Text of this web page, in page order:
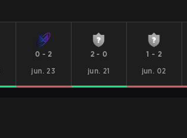
0 - 2
jun. 23
2 - 0
jun. 21
1 - 2
jun. 02